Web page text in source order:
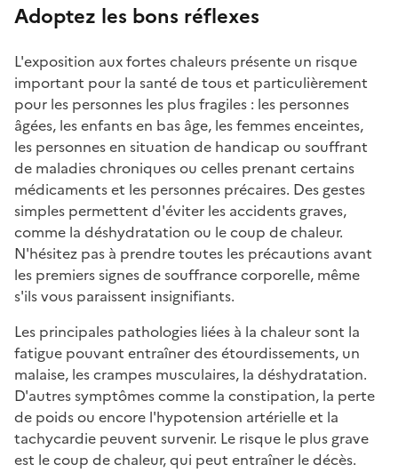
Adoptez les bons réflexes
L'exposition aux fortes chaleurs présente un risque
important pour la santé de tous et particulièrement
pour les personnes les plus fragiles : les personnes
âgées, les enfants en bas âge, les femmes enceintes,
les personnes en situation de handicap ou souffrant
de maladies chroniques ou celles prenant certains
médicaments et les personnes précaires. Des gestes
simples permettent d'éviter les accidents graves,
comme la déshydratation ou le coup de chaleur.
N'hésitez pas à prendre toutes les précautions avant
les premiers signes de souffrance corporelle, même
s'ils vous paraissent insignifiants.
Les principales pathologies liées à la chaleur sont la
fatigue pouvant entraîner des étourdissements, un
malaise, les crampes musculaires, la déshydratation.
D'autres symptômes comme la constipation, la perte
de poids ou encore l'hypotension artérielle et la
tachycardie peuvent survenir. Le risque le plus grave
est le coup de chaleur, qui peut entraîner le décès.